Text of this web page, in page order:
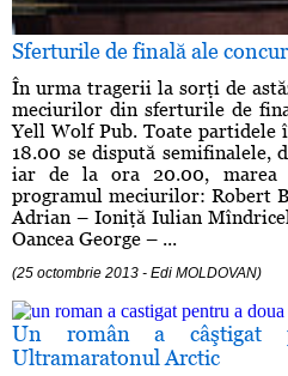
Sferturile de finală ale
În urma tragerii la sorţi de
meciurilor din sferturile de
Yell Wolf Pub. Toate partidele
18.00 se dispută semifinalele,
iar de la ora 20.00, marea
programul meciurilor: Robert
Adrian – Ioniţă Iulian
Oancea George – ...
(25 octombrie 2013 - Edi MOLDOVAN)
Un român a câştigat
Ultramaratonul Arctic